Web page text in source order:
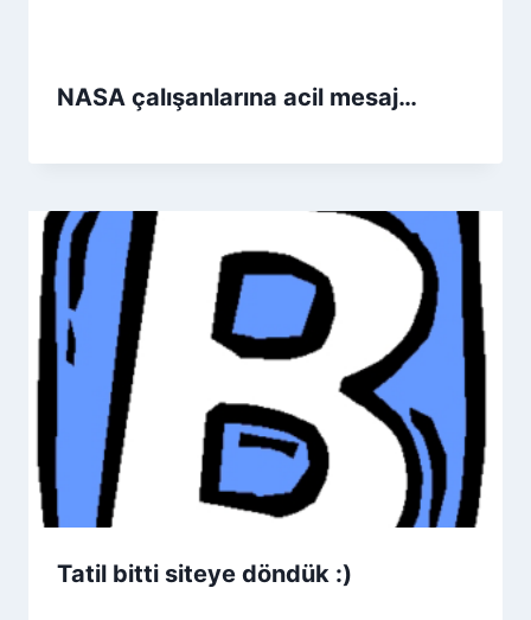
NASA çalışanlarına acil mesaj…
Tatil bitti siteye döndük :)